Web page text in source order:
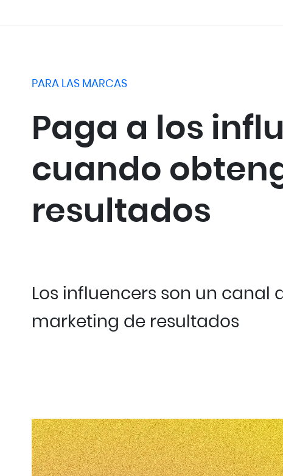
PARA LAS MARCAS
Paga a los
cuando
resultados
Los influencers son un canal
marketing de resultados